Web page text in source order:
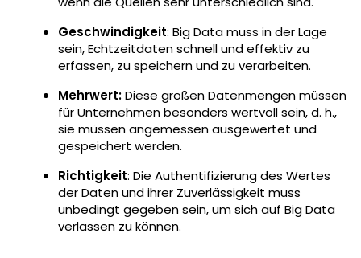
Geschwindigkeit: Big Data muss in der Lage
sein, Echtzeitdaten schnell und effektiv zu
erfassen, zu speichern und zu verarbeiten.
Mehrwert:Diese großen Datenmengen müssen
für Unternehmen besonders wertvoll sein, d. h.,
sie müssen angemessen ausgewertet und
gespeichert werden.
Richtigkeit: Die Authentifizierung des Wertes
der Daten und ihrer Zuverlässigkeit muss
unbedingt gegeben sein, um sich auf Big Data
verlassen zu können.